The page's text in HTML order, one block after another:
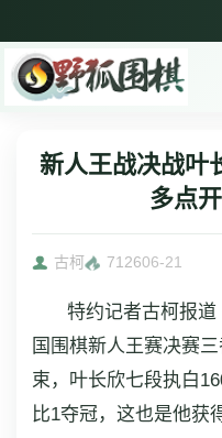
新人王战决战叶
多点
古柯 712606-21
特约记者古柯报道
国围棋新人王赛决赛
束，叶长欣七段执白
比1夺冠，这也是他获